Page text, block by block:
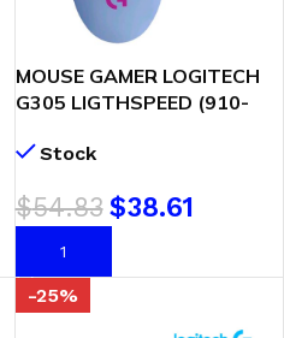
MOUSE GAMER LOGITECH
G305 LIGTHSPEED (910-
Stock
$54.83 $38.61
AÑADIR AL CARRITO
-25%